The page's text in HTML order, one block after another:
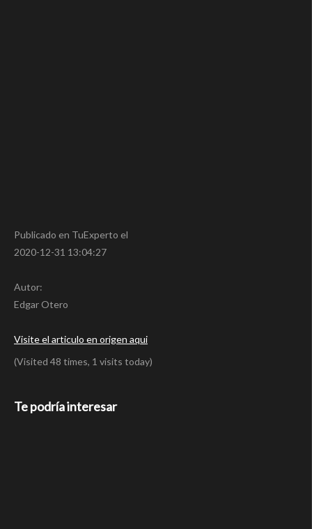
Publicado en TuExperto el
2020-12-31 13:04:27
Autor:
Edgar Otero
Visite el articulo en origen aqui
(Visited 48 times, 1 visits today)
Te podría interesar